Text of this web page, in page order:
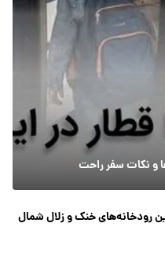
و نکات سفر راحت
رودخانه‌های خنک و زلال شمال